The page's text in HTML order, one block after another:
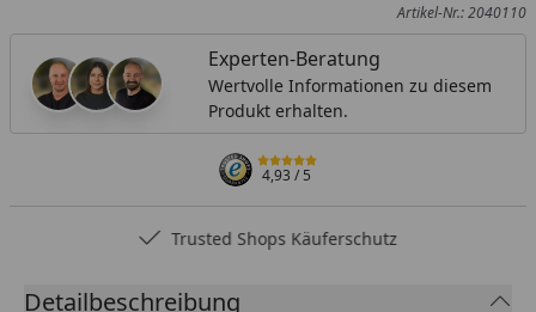
Artikel-Nr.: 2040110
Experten-Beratung
Wertvolle Informationen zu diesem
Produkt erhalten.
4,93/ 5
Trusted Shops Käuferschutz
Detailbeschreibung